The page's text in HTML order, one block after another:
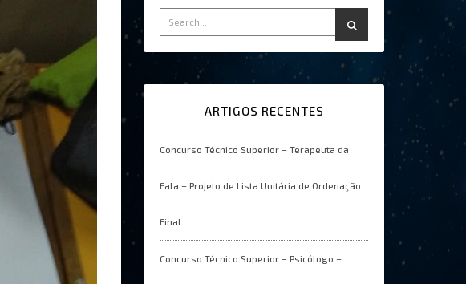
ARTIGOS RECENTES
Concurso Técnico Superior – Terapeuta da
Fala – Projeto de Lista Unitária de Ordenação
Final
Concurso Técnico Superior – Psicólogo –